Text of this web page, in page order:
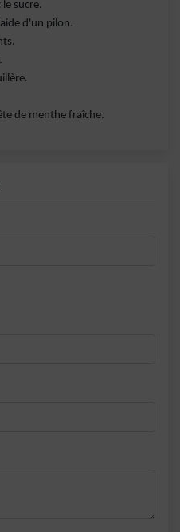
sucre.
d'un pilon.
de menthe fraîche.